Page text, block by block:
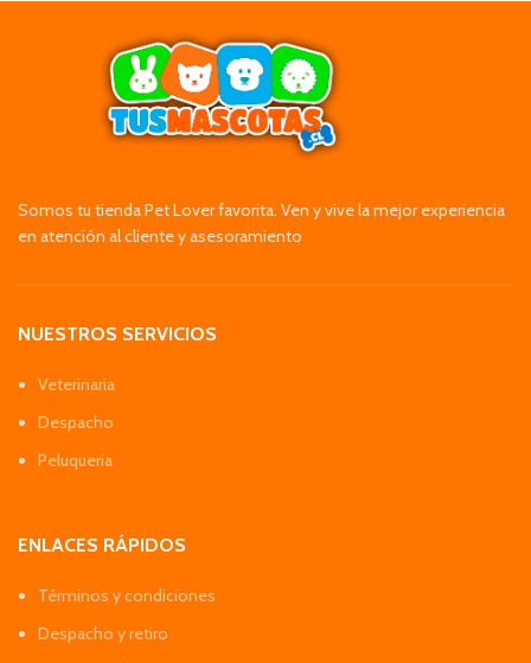
Somos tu tienda Pet Lover favorita. Ven y vive la mejor experiencia
en atención al cliente y asesoramiento
NUESTROS SERVICIOS
Veterinaria
Despacho
Peluquería
ENLACES RÁPIDOS
Términos y condiciones
Despacho y retiro